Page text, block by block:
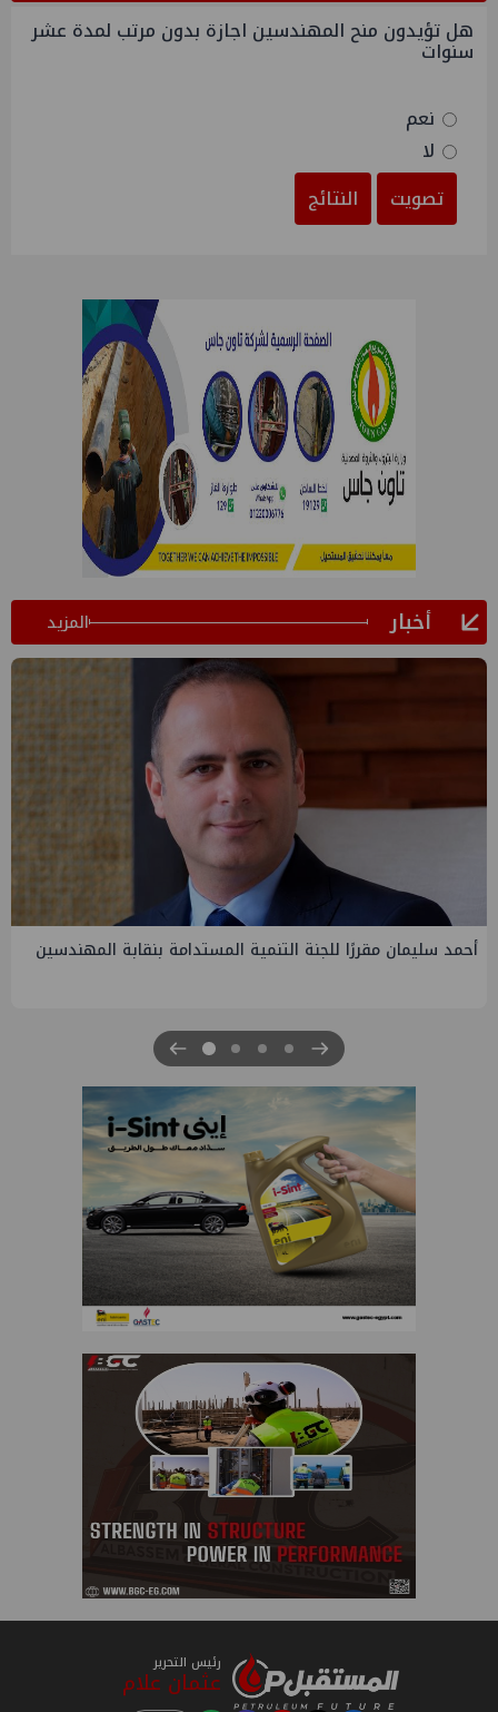
هل تؤيدون منح المهندسين اجازة بدون مرتب لمدة عشر
سنوات
نعم
لا
تصويت
النتائج
أخبار المزيد
PMS تنهي أعمال إنزال الخطوط البحرية الثلاث بمشروع المرحلة
رئيس التحرير
عثمان علام